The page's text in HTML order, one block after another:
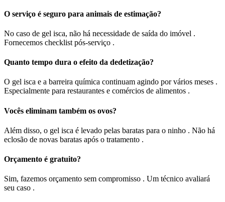
O serviço é seguro para animais de estimação?
No caso de gel isca, não há necessidade de saída do imóvel .
Fornecemos checklist pós-serviço .
Quanto tempo dura o efeito da dedetização?
O gel isca e a barreira química continuam agindo por vários meses .
Especialmente para restaurantes e comércios de alimentos .
Vocês eliminam também os ovos?
Além disso, o gel isca é levado pelas baratas para o ninho . Não há
eclosão de novas baratas após o tratamento .
Orçamento é gratuito?
Sim, fazemos orçamento sem compromisso . Um técnico avaliará
seu caso .